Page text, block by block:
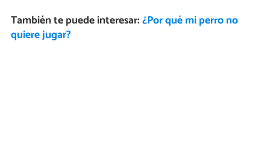
También te puede interesar:¿Por qué mi perro no
quiere jugar?